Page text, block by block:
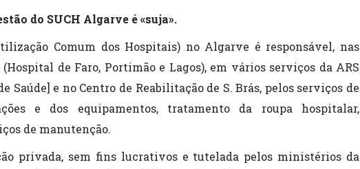
do SUCH Algarve é «suja».
Comum dos Hospitais) no Algarve é responsável, nas
de Faro, Portimão e Lagos), em vários serviços da ARS
Saúde] e no Centro de Reabilitação de S. Brás, pelos serviços de
e dos equipamentos, tratamento da roupa hospitalar,
de manutenção.
privada, sem fins lucrativos e tutelada pelos ministérios da